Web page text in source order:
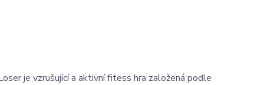
je vzrušující a aktivní fitess hra založená podle